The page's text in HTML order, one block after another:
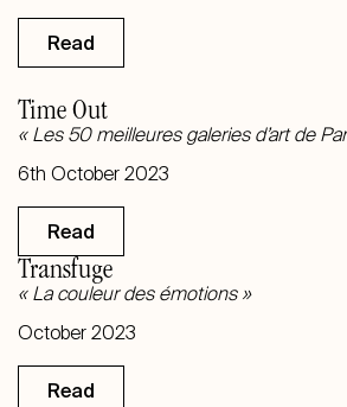
Read
Time Out
« Les 50 meilleures galeries d’art de
6th October2023
Read
Transfuge
« La couleur des émotions»
October2023
Read